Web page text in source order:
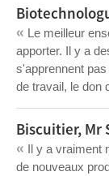
« Le meilleur
apporter. Il y a
s'apprennent
de travail, le don
Biscuitier, Mr
« Il y a vraiment
de nouveaux